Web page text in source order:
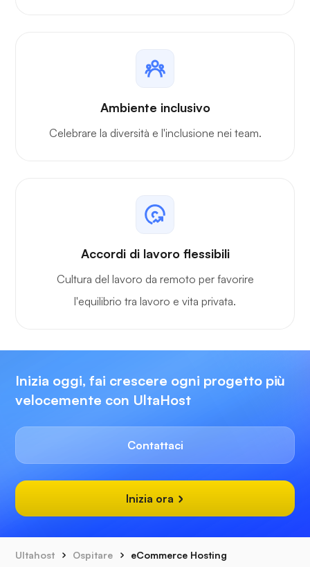
Ambiente inclusivo
Celebrare la diversità e l'inclusione nei team.
Accordi di lavoro flessibili
Cultura del lavoro da remoto per favorire
l'equilibrio tra lavoro e vita privata.
Inizia oggi, fai crescere ogni progetto più
velocemente con UltaHost
Contattaci
Inizia ora
Ultahost Ospitare eCommerce Hosting